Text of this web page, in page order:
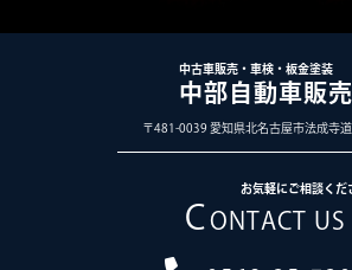
中古車販売・車検・板金塗装
中部自動車販売
〒481-0039 愛知県北名古屋市法成寺道
C ONTACT US
お気軽にご相談くだ